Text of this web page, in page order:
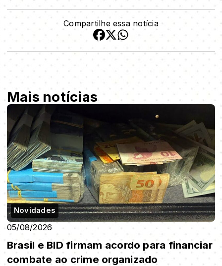
Compartilhe essa notícia
Mais notícias
Novidades
05/08/2026
Brasil e BID firmam acordo para financiar
combate ao crime organizado